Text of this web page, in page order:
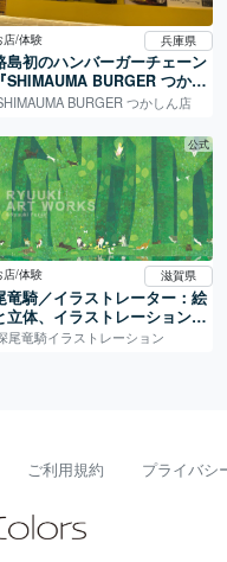
店/体験 兵庫県
島初のハンバーガーチェーン
SHIMAUMA BURGER つかし
』
BURGER つかしん店
公式
店/体験 滋賀県
竜騎／イラストレーター：絵
立体、イラストレーションの
尾竜騎イラストレーション
ご利用規約 プライバシ